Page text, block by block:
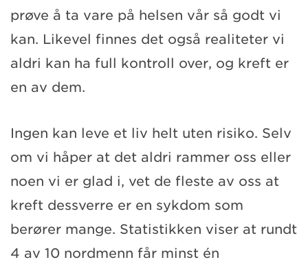
prøve å ta vare på helsen vår så godt vi
kan. Likevel finnes det også realiteter vi
aldri kan ha full kontroll over, og kreft er
en av dem.
Ingen kan leve et liv helt uten risiko. Selv
om vi håper at det aldri rammer oss eller
noen vi er glad i, vet de fleste av oss at
kreft dessverre er en sykdom som
berører mange. Statistikken viser at rundt
4 av 10 nordmenn får minst én